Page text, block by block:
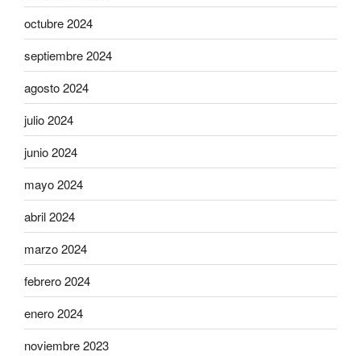
octubre 2024
septiembre 2024
agosto 2024
julio 2024
junio 2024
mayo 2024
abril 2024
marzo 2024
febrero 2024
enero 2024
noviembre 2023